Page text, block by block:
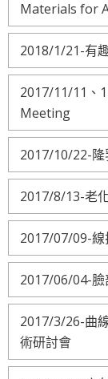
Materials for
2018/1/21-有
2017/11/11、
Meeting
2017/10/22-
2017/8/13-老
2017/07/09-線
2017/06/04-臉
2017/3/26-曲
術研討會